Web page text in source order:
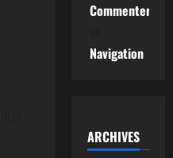
Commenter
Navigation
ARCHIVES